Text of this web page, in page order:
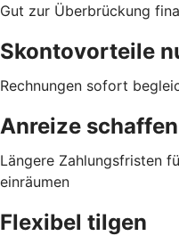
Gut zur Überbrückung
Skontovorteile
Rechnungen sofort
Anreize schaffen
Längere Zahlungsfristen
einräumen
Flexibel tilgen